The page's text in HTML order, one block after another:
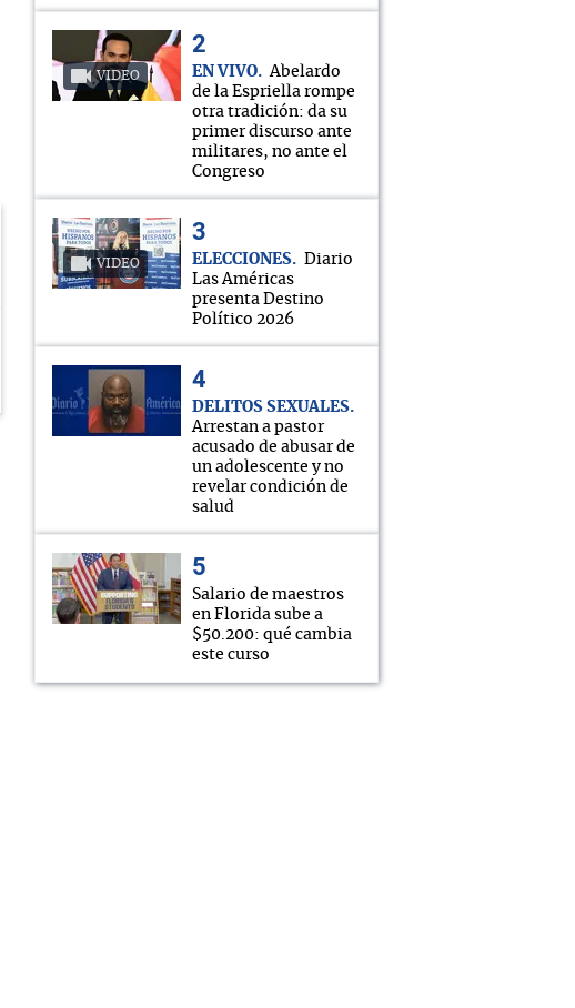
VIDEO EN VIVO
Abelardo
de la Espriella rompe
otra tradición: da su
primer discurso ante
militares, no ante el
Congreso
VIDEO ELECCIONES
Diario
Las Américas
presenta Destino
Político 2026
DELITOS SEXUALES
Arrestan a pastor
acusado de abusar de
un adolescente y no
revelar condición de
salud
Salario de maestros
en Florida sube a
$50.200: qué cambia
este curso